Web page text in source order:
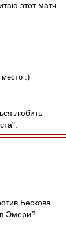
этот матч
:)
любить
Бескова
Эмери?